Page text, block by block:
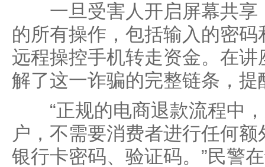
一旦受害人开启屏幕共享
的所有操作，包括输入的密
远程操控手机转走资金。在
解了这一诈骗的完整链条，
“正规的电商退款流程中，
户，不需要消费者进行任何
银行卡密码、验证码。”民警